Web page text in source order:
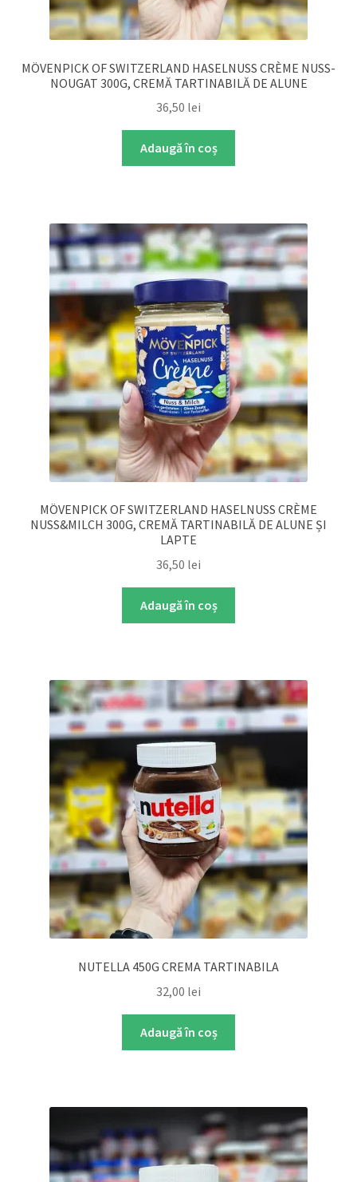
MÖVENPICK OF SWITZERLAND HASELNUSS CRÈME NUSS-
NOUGAT 300G, CREMĂ TARTINABILĂ DE ALUNE
36,50 lei
Adaugă în coș
MÖVENPICK OF SWITZERLAND HASELNUSS CRÈME
NUSS&MILCH 300G, CREMĂ TARTINABILĂ DE ALUNE ȘI
LAPTE
36,50 lei
Adaugă în coș
NUTELLA 450G CREMA TARTINABILA
32,00 lei
Adaugă în coș